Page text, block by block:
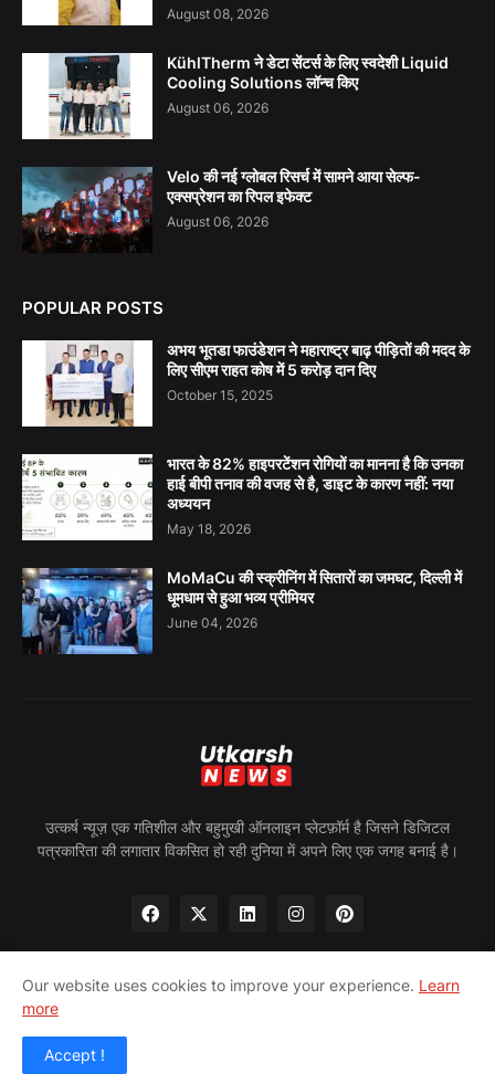
August 08, 2026
KühlTherm ने डेटा सेंटर्स के लिए स्वदेशी Liquid
Cooling Solutions लॉन्च किए
August 06, 2026
Velo की नई ग्लोबल रिसर्च में सामने आया सेल्फ-
एक्सप्रेशन का रिपल इफेक्ट
August 06, 2026
POPULAR POSTS
अभय भूतडा फाउंडेशन ने महाराष्ट्र बाढ़ पीड़ितों की मदद के
लिए सीएम राहत कोष में 5 करोड़ दान दिए
October 15, 2025
भारत के 82% हाइपरटेंशन रोगियों का मानना है कि उनका
हाई बीपी तनाव की वजह से है, डाइट के कारण नहीं: नया
अध्ययन
May 18, 2026
MoMaCu की स्क्रीनिंग में सितारों का जमघट, दिल्ली में
धूमधाम से हुआ भव्य प्रीमियर
June 04, 2026
उत्कर्ष न्यूज़ एक गतिशील और बहुमुखी ऑनलाइन प्लेटफ़ॉर्म है जिसने डिजिटल
पत्रकारिता की लगातार विकसित हो रही दुनिया में अपने लिए एक जगह बनाई है।
होम
Our website uses cookies to improve your experience. Learn
more
Accept !